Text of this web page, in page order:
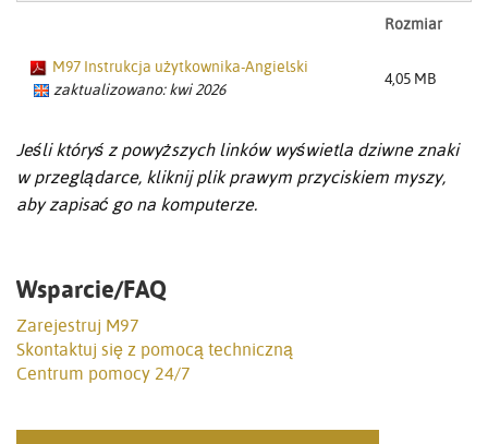
Rozmiar
M97 Instrukcja użytkownika-Angielski
zaktualizowano: kwi 2026
4,05 MB
Jeśli któryś z powyższych linków wyświetla dziwne znaki
w przeglądarce, kliknij plik prawym przyciskiem myszy,
aby zapisać go na komputerze.
Wsparcie/FAQ
Zarejestruj M97
Skontaktuj się z pomocą techniczną
Centrum pomocy 24/7